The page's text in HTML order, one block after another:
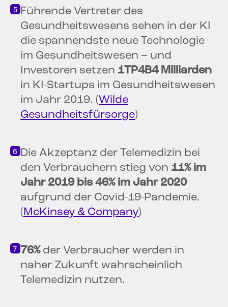
Führende Vertreter des
Gesundheitswesens sehen in der KI
die spannendste neue Technologie
im Gesundheitswesen – und
Investoren setzen 1TP4B4 Milliarden
in KI-Startups im Gesundheitswesen
im Jahr 2019. (Wilde
Gesundheitsfürsorge)
Die Akzeptanz der Telemedizin bei
den Verbrauchern stieg von 11% im
Jahr 2019 bis 46% im Jahr 2020
aufgrund der Covid-19-Pandemie.
(McKinsey & Company)
76%der Verbraucher werden in
naher Zukunft wahrscheinlich
Telemedizin nutzen.